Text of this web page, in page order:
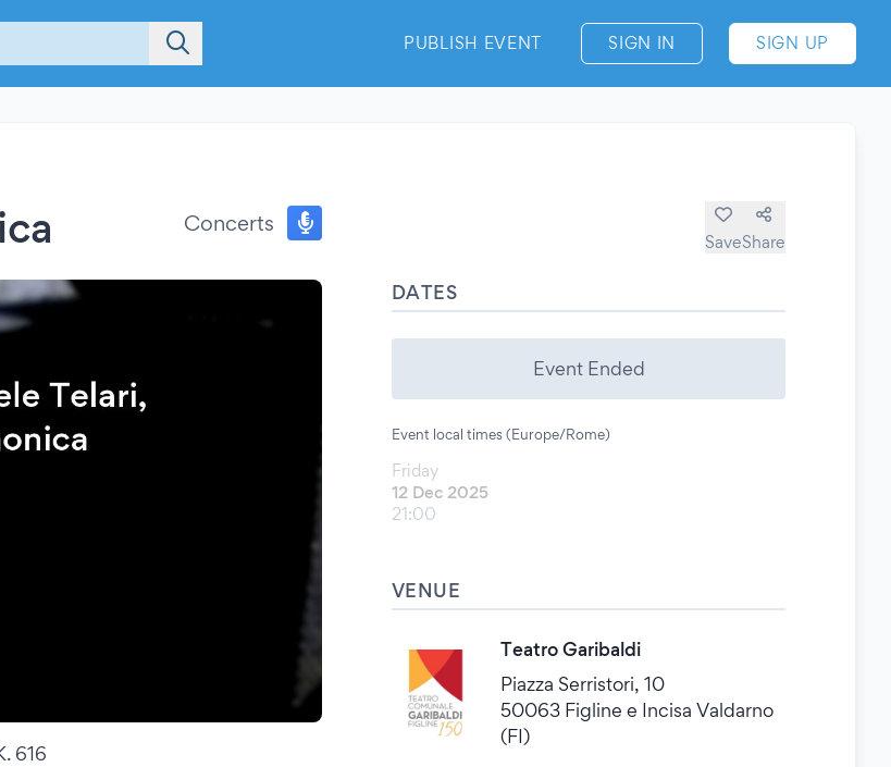
PUBLISH EVENT SIGN IN SIGN UP
Concerts
SaveShare
616
DATES
Event Ended
Event local times (Europe/Rome)
Friday
12 Dec 2025
21:00
VENUE
Teatro Garibaldi
Piazza Serristori, 10
50063 Figline e Incisa Valdarno
(FI)